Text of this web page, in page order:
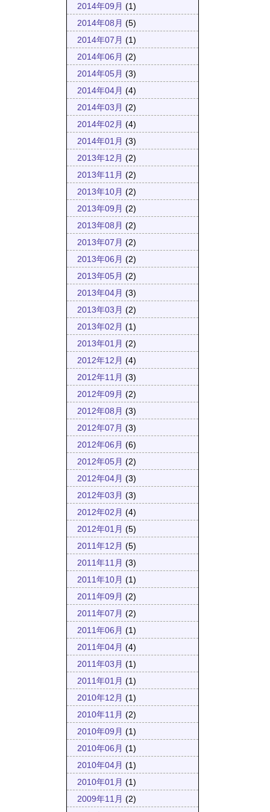
2014年09月 (1)
2014年08月 (5)
2014年07月 (1)
2014年06月 (2)
2014年05月 (3)
2014年04月 (4)
2014年03月 (2)
2014年02月 (4)
2014年01月 (3)
2013年12月 (2)
2013年11月 (2)
2013年10月 (2)
2013年09月 (2)
2013年08月 (2)
2013年07月 (2)
2013年06月 (2)
2013年05月 (2)
2013年04月 (3)
2013年03月 (2)
2013年02月 (1)
2013年01月 (2)
2012年12月 (4)
2012年11月 (3)
2012年09月 (2)
2012年08月 (3)
2012年07月 (3)
2012年06月 (6)
2012年05月 (2)
2012年04月 (3)
2012年03月 (3)
2012年02月 (4)
2012年01月 (5)
2011年12月 (5)
2011年11月 (3)
2011年10月 (1)
2011年09月 (2)
2011年07月 (2)
2011年06月 (1)
2011年04月 (4)
2011年03月 (1)
2011年01月 (1)
2010年12月 (1)
2010年11月 (2)
2010年09月 (1)
2010年06月 (1)
2010年04月 (1)
2010年01月 (1)
2009年11月 (2)